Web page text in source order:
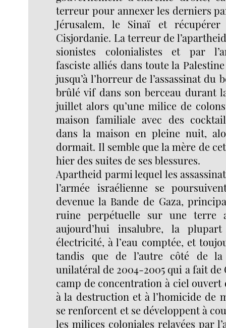
terreur pour annexer les derniers
Jérusalem, le Sinaï et récupérer
Cisjordanie. La terreur de
sionistes colonialistes et par
fasciste alliés dans toute la
jusqu’à l’horreur de l’assassinat du
brûlé vif dans son berceau durant
juillet alors qu’une milice de
maison familiale avec des
dans la maison en pleine nuit,
dormait. Il semble que la mère de
hier des suites de ses blessures.
Apartheid parmi lequel les
l’armée israélienne se
devenue la Bande de Gaza,
ruine perpétuelle sur une terre
aujourd’hui insalubre, la
électricité, à l’eau comptée, et
tandis que de l’autre côté de
unilatéral de 2004-2005 qui a fait de
camp de concentration à ciel ouvert
à la destruction et à l’homicide de
se renforcent et se développent à
les milices coloniales relayées par